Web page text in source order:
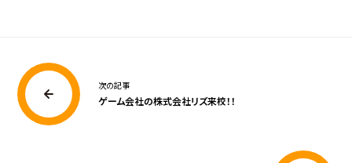
次の記事
ゲーム会社の株式会社リズ来校！！